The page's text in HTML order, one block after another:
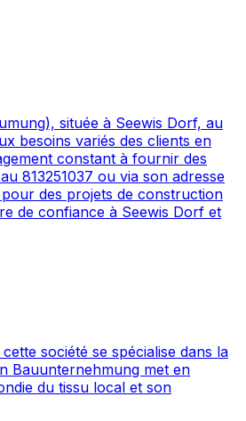
située à Seewis Dorf, au
besoins variés des clients en
constant à fournir des
813251037 ou via son adresse
des projets de construction
de confiance à Seewis Dorf et
société se spécialise dans la
Bauunternehmung met en
du tissu local et son